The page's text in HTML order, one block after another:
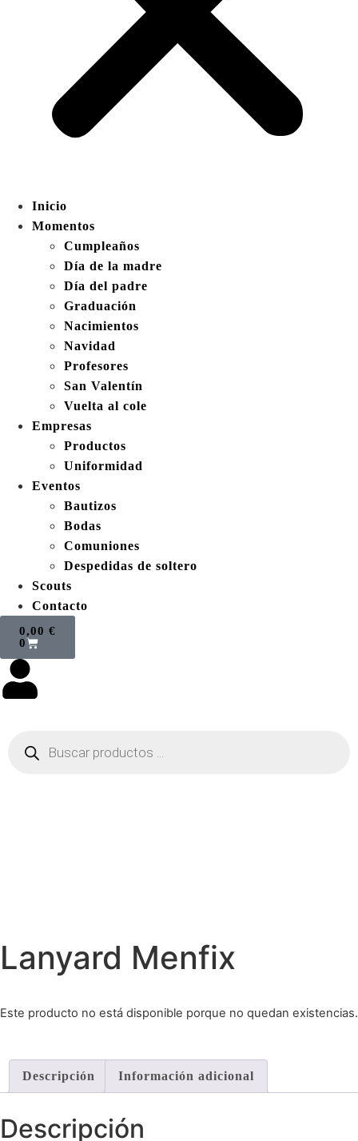
Inicio
Momentos
Cumpleaños
Día de la madre
Día del padre
Graduación
Nacimientos
Navidad
Profesores
San Valentín
Vuelta al cole
Empresas
Productos
Uniformidad
Eventos
Bautizos
Bodas
Comuniones
Despedidas de soltero
Scouts
Contacto
0,00 €
0
Lanyard Menfix
Este producto no está disponible porque no quedan existencias.
Descripción Información adicional
Descripción